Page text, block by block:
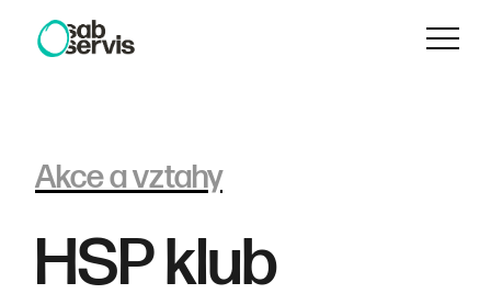
Menu
Akce a vztahy
HSP klub